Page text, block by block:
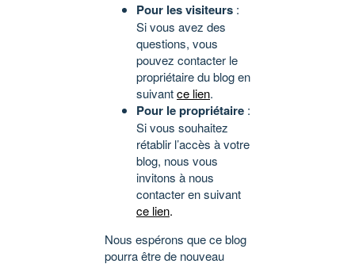
Pour les visiteurs :
Si vous avez des
questions, vous
pouvez contacter le
propriétaire du blog en
suivantce lien.
Pour le propriétaire :
Si vous souhaitez
rétablir l’accès à votre
blog, nous vous
invitons à nous
contacter en suivant
ce lien.
Nous espérons que ce blog
pourra être de nouveau